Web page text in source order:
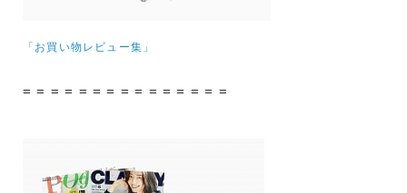
「お買い物レビュー集」
= = = = = = = = = = = = = = =